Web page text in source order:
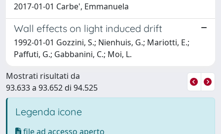
2017-01-01 Carbe', Emmanuela
Wall effects on light induced drift
1992-01-01 Gozzini, S.; Nienhuis, G.; Mariotti, E.;
Paffuti, G.; Gabbanini, C.; Moi, L.
Mostrati risultati da
93.633 a 93.652 di 94.525
Legenda icone
file ad accesso aperto